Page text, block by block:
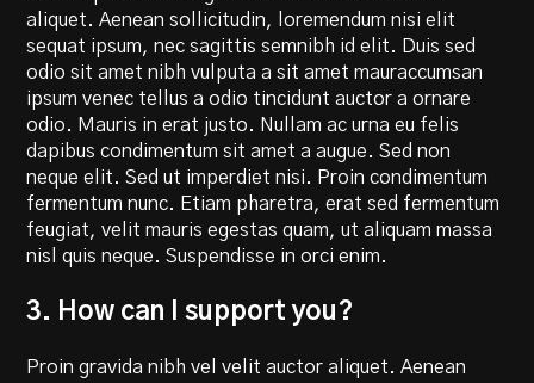
aliquet. Aenean sollicitudin, loremendum nisi elit
sequat ipsum, nec sagittis semnibh id elit. Duis sed
odio sit amet nibh vulputa a sit amet mauraccumsan
ipsum venec tellus a odio tincidunt auctor a ornare
odio. Mauris in erat justo. Nullam ac urna eu felis
dapibus condimentum sit amet a augue. Sed non
neque elit. Sed ut imperdiet nisi. Proin condimentum
fermentum nunc. Etiam pharetra, erat sed fermentum
feugiat, velit mauris egestas quam, ut aliquam massa
nisl quis neque. Suspendisse in orci enim.
3. How can I support you?
Proin gravida nibh vel velit auctor aliquet. Aenean